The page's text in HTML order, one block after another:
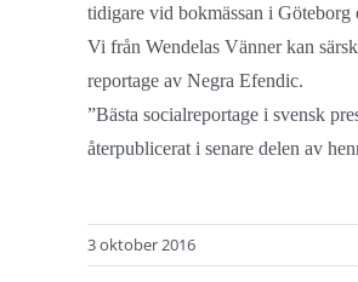
tidigare vid bokmässan i
Vi från Wendelas Vänner kan
reportage av Negra Efendic.
”Bästa socialreportage i svensk
återpublicerat i senare delen av
3 oktober 2016